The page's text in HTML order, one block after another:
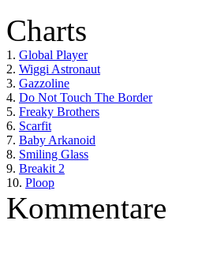
Charts
1. Global Player
2. Wiggi Astronaut
3. Gazzoline
4. Do Not Touch The Border
5. Freaky Brothers
6. Scarfit
7. Baby Arkanoid
8. Smiling Glass
9. Breakit 2
10. Ploop
Kommentare